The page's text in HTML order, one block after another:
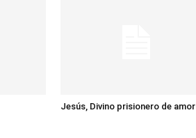
Jesús, Divino prisionero de amor